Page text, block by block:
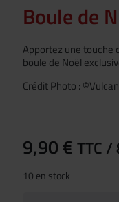
Boule de
Apportez une touche
boule de Noël
Crédit Photo :
9,90€ TTC /
10 en stock